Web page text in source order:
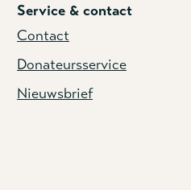
Service & contact
Contact
Donateursservice
Nieuwsbrief